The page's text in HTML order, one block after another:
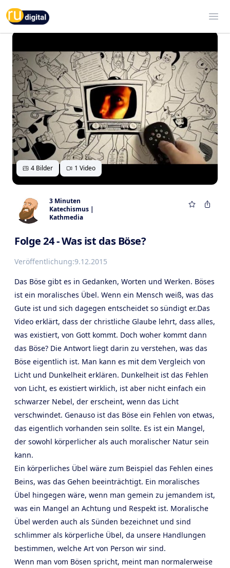
RU-digital
4 Bilder 1 Video
3 Minuten
Katechismus |
Kathmedia
Folge 24 - Was ist das Böse?
Veröffentlichung:9.12.2015
Das Böse gibt es in Gedanken, Worten und Werken. Böses
ist ein moralisches Übel. Wenn ein Mensch weiß, was das
Gute ist und sich dagegen entscheidet so sündigt er.Das
Video erklärt, dass der christliche Glaube lehrt, dass alles,
was existiert, von Gott kommt. Doch woher kommt dann
das Böse? Die Antwort liegt darin zu verstehen, was das
Böse eigentlich ist. Man kann es mit dem Vergleich von
Licht und Dunkelheit erklären. Dunkelheit ist das Fehlen
von Licht, es existiert wirklich, ist aber nicht einfach ein
schwarzer Nebel, der erscheint, wenn das Licht
verschwindet. Genauso ist das Böse ein Fehlen von etwas,
das eigentlich vorhanden sein sollte. Es ist ein Mangel,
der sowohl körperlicher als auch moralischer Natur sein
kann.
Ein körperliches Übel wäre zum Beispiel das Fehlen eines
Beins, was das Gehen beeinträchtigt. Ein moralisches
Übel hingegen wäre, wenn man gemein zu jemandem ist,
was ein Mangel an Achtung und Respekt ist. Moralische
Übel werden auch als Sünden bezeichnet und sind
schlimmer als körperliche Übel, da unsere Handlungen
bestimmen, welche Art von Person wir sind.
Wenn man vom Bösen spricht, meint man normalerweise